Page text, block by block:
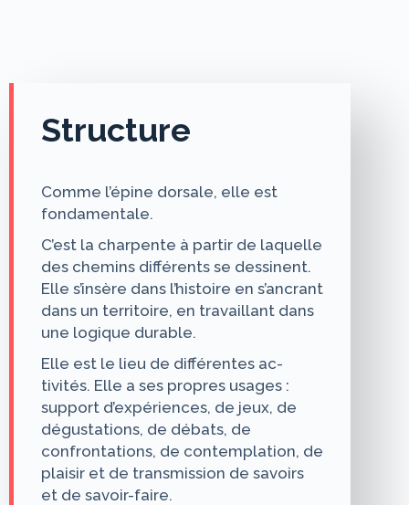
Structure
Comme l’épine dorsale, elle est
fondamentale.
C’est la charpente à partir de laquelle
des chemins différents se dessinent.
Elle s’insère dans l’histoire en s’ancrant
dans un territoire, en travaillant dans
une logique durable.
Elle est le lieu de différentes ac­
tivités. Elle a ses propres usages :
support d’expériences, de jeux, de
dégustations, de débats, de
confrontations, de contemplation, de
plaisir et de transmission de savoirs
et de savoir-faire.